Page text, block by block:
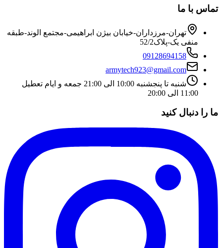
تماس با ما
تهران-مرزداران-خیابان بیژن ابراهیمی-مجتمع الوند-طبقه
منفی یک-پلاک52/2
09128694158
armytech923@gmail.com
شنبه تا پنجشنبه 10:00 الی 21:00 جمعه و ایام تعطیل
11:00 الی 20:00
ما را دنبال کنید